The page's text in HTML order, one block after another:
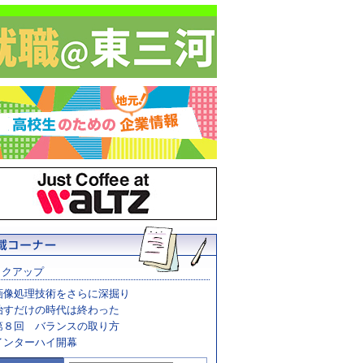
アップ
像処理技術をさらに深掘り
すだけの時代は終わった
８回 バランスの取り方
ンターハイ開幕